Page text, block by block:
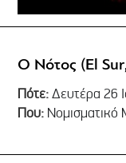
Ο Νότος (El
Πότε:Δευτέρα 26
Που: Νομισματικό